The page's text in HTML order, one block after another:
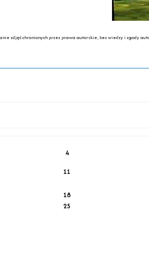
zdjęć chronionych przez prawa autorskie, bez wiedzy i zgody
4
11
18
25